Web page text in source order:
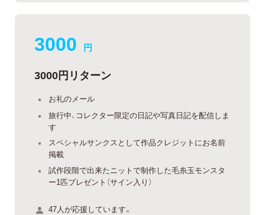
3000 円
3000円リターン
お礼のメール
旅行中、コレクター限定の日記や写真日記を配信しま
す
スペシャルサンクスとして作品クレジットにお名前
掲載
試作段階で出来たニットで制作した毛糸玉モンスタ
ー1匹プレゼント（サイン入り）
47人が応援しています。